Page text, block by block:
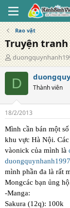
Rao vặt
Truyện
T
á
c
ả
D Thành viên
18/2/2013
Mình cần bán một
khu vực Hà Nội. Các
vàonick của mình là
mình phần đa là rất
Mongcác bạn ủng
-Manga:
Sakura (12q): 100k